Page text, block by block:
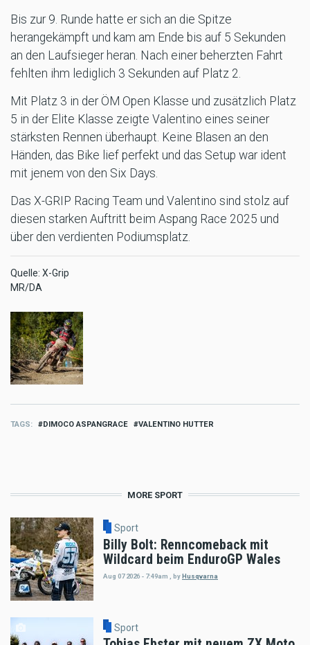
Bis zur 9. Runde hatte er sich an die Spitze
herangekämpft und kam am Ende bis auf 5 Sekunden
an den Laufsieger heran. Nach einer beherzten Fahrt
fehlten ihm lediglich 3 Sekunden auf Platz 2.
Mit Platz 3 in der ÖM Open Klasse und zusätzlich Platz
5 in der Elite Klasse zeigte Valentino eines seiner
stärksten Rennen überhaupt. Keine Blasen an den
Händen, das Bike lief perfekt und das Setup war ident
mit jenem von den Six Days.
Das X-GRIP Racing Team und Valentino sind stolz auf
diesen starken Auftritt beim Aspang Race 2025 und
über den verdienten Podiumsplatz.
Quelle: X-Grip
MR/DA
TAGS DIMOCO ASPANGRACE VALENTINO HUTTER
MORE SPORT
Sport
Billy Bolt: Renncomeback mit
Wildcard beim EnduroGP Wales
Aug 07 2026 - 7:49am byHusqvarna
Sport